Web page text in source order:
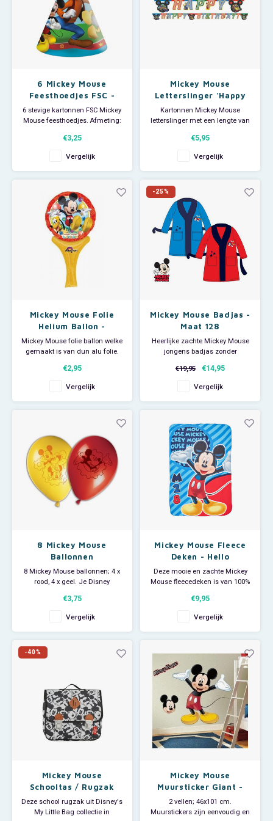
6 Mickey Mouse
Feesthoedjes FSC -
Disney
6 stevige kartonnen FSC Mickey
Mouse feesthoedjes. Afmeting:
kinderfeestje kan beginnen!
€3,25
Vergelijk
Mickey Mouse
Letterslinger 'Happy
Birthday'
Kartonnen Mickey Mouse
letterslinger met een lengte van
guirlande: 'happy birthday' Je
Mickey Mouse kinderfeestje kan
beginnen!
€5,95
Vergelijk
Mickey Mouse Folie
Helium Ballon -
Hervulbaar
Mickey Mouse folie ballon welke
gemaakt is van dun alu folie.
De ballon is hervulbaar en een
'klepje' zorgt ervoor dat er geen
gas ontsnapt. Afmeting: ca 30 x
15 cm.
€2,95
Vergelijk
-25%
Mickey Mouse Badjas -
Maat 128
Heerlijke zachte Mickey Mouse
jongens badjas zonder
fleece ochtendjas heeft op het
voorpand een applicatie van
Mickey Mouse. De kinderbadjas
draagt licht en comfortabel en
na de zwemles of op de cam
€19,95 €14,95
Vergelijk
8 Mickey Mouse
Ballonnen
8 Mickey Mouse ballonnen; 4 x
rood, 4 x geel. Je Disney
€3,75
Vergelijk
Mickey Mouse Fleece
Deken - Hello
Deze mooie en zachte Mickey
Mouse fleecedeken is van 100%
ook superleuk om te gebruiken
als sprei op een juniorbed of als
reisdeken in de auto. Zo heb je
altijd iets warms bij de hand als
€9,95
Vergelijk
-40%
Mickey Mouse
Schooltas / Rugzak
Deze school rugzak uit Disney's
My Little Bag collectie in
Mickey Mouse
Muursticker Giant -
RoomMates
2 vellen; 46x101 cm.
Muurstickers zijn eenvoudig en